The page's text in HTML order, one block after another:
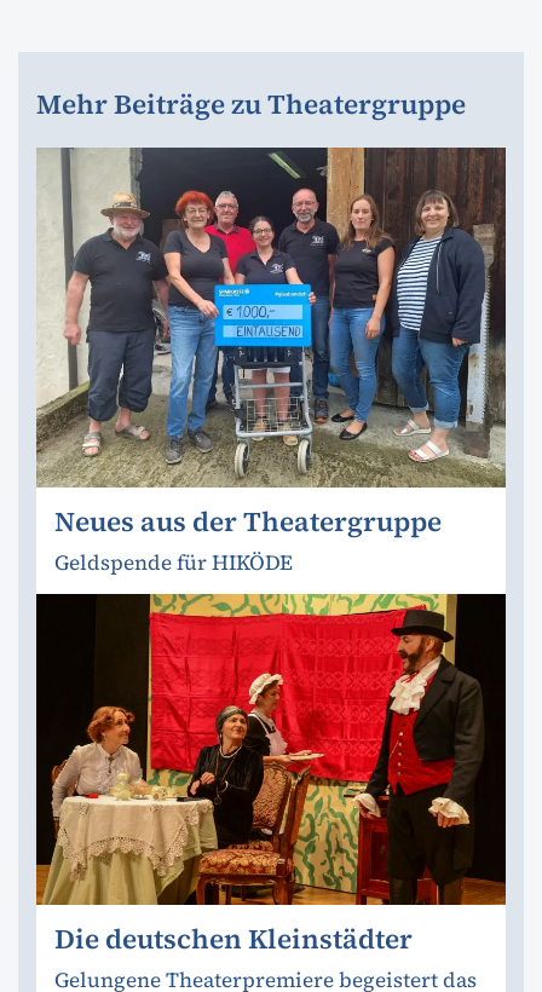
Mehr Beiträge zu Theatergruppe
Neues aus der Theatergruppe
Geldspende für HIKÖDE
Die deutschen Kleinstädter
Gelungene Theaterpremiere begeistert das